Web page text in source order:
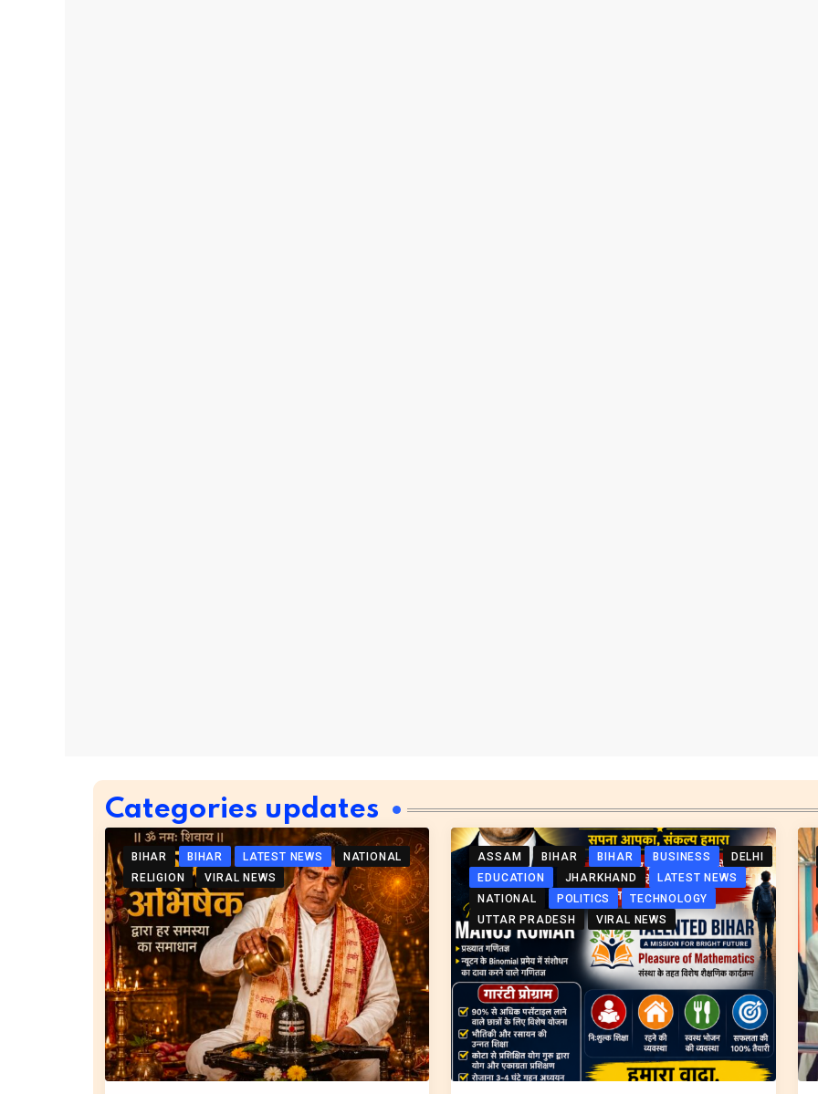
Categories updates
BIHAR BIHAR LATEST NEWS
NATIONAL
RELIGION
VIRAL NEWS
ASSAM BIHAR BIHAR BUSINESS
DELHI
EDUCATION
JHARKHAND
LATEST NEWS
NATIONAL
POLITICS
TECHNOLOGY
UTTAR PRADESH
VIRAL NEWS